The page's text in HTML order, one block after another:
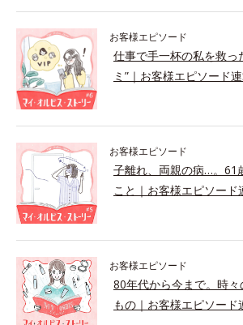
お客様エピソード
仕事で手一杯の私を救っ
ミ”｜お客様エピソード
お客様エピソード
子離れ、両親の病…。61
こと｜お客様エピソード
お客様エピソード
80年代から今まで。時
もの｜お客様エピソード